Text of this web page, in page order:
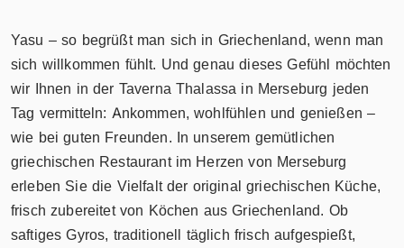
Yasu – so begrüßt man sich in Griechenland, wenn man
sich willkommen fühlt. Und genau dieses Gefühl möchten
wir Ihnen in der Taverna Thalassa in Merseburg jeden
Tag vermitteln: Ankommen, wohlfühlen und genießen –
wie bei guten Freunden. In unserem gemütlichen
griechischen Restaurant im Herzen von Merseburg
erleben Sie die Vielfalt der original griechischen Küche,
frisch zubereitet von Köchen aus Griechenland. Ob
saftiges Gyros, traditionell täglich frisch aufgespießt,